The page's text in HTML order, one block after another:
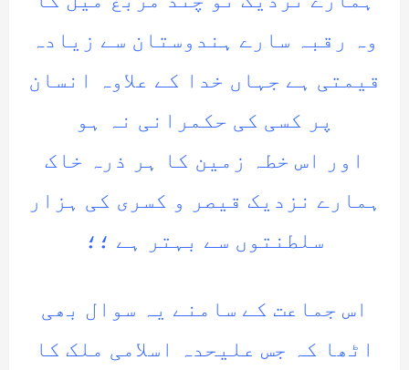
وہ رقبہ سارے ہندوستان سے زیادہ
قیمتی ہے جہاں خدا کے علاوہ انسان
پر کسی کی حکمرانی نہ ہو
اور اس خطہ زمین کا ہر ذرہ خاک
ہمارے نزدیک قیصر و کسری کی ہزار
سلطنتوں سے بہتر ہے ؛؛
اس جماعت کے سامنے یہ سوال بھی
اٹھا کہ جس علیحدہ اسلامی ملک کا